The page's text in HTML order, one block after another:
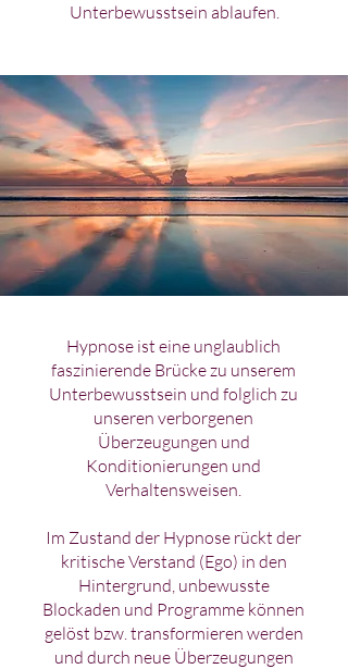
Unterbewusstsein ablaufen.
Hypnose ist eine unglaublich
faszinierende Brücke zu unserem
Unterbewusstsein und folglich zu
unseren verborgenen
Überzeugungen und
Konditionierungen und
Verhaltensweisen.
Im Zustand der Hypnose rückt der
kritische Verstand (Ego) in den
Hintergrund, unbewusste
Blockaden und Programme können
gelöst bzw. transformieren werden
und durch neue Überzeugungen